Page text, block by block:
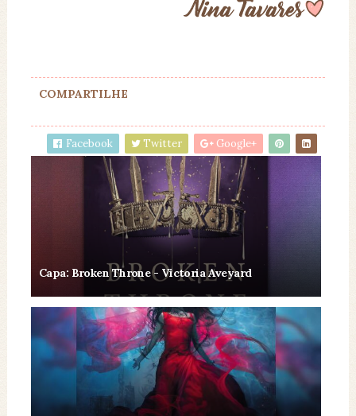
COMPARTILHE
Facebook Twitter Google+
Capa: Broken Throne - Victoria Aveyard